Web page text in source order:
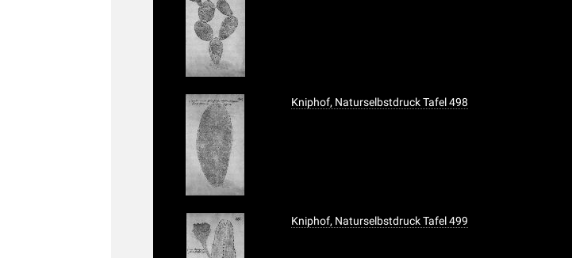
Kniphof, Naturselbstdruck Tafel 498
Kniphof, Naturselbstdruck Tafel 499